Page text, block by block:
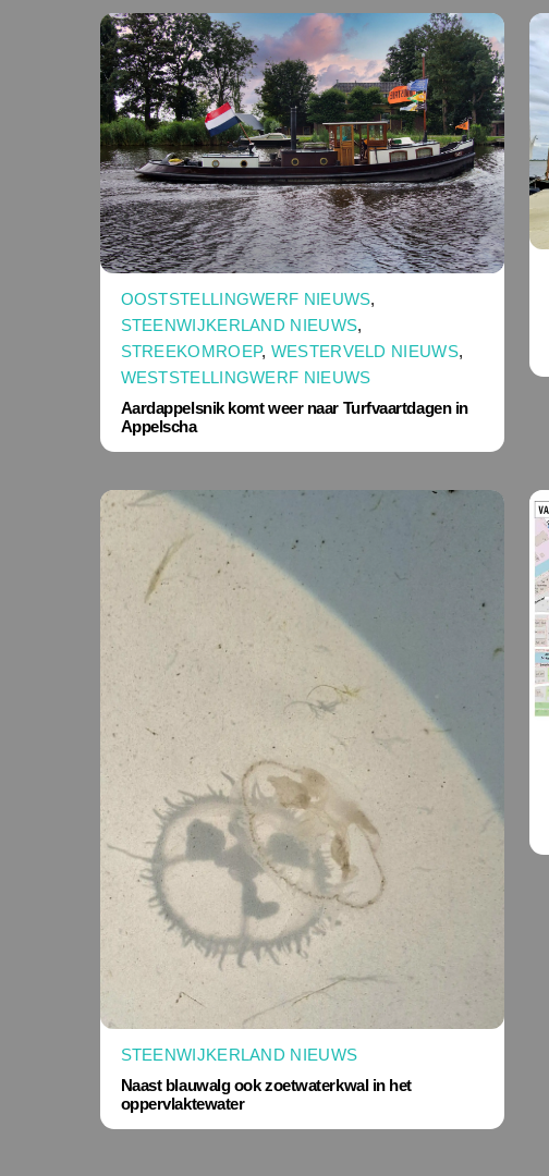
OOSTSTELLINGWERF NIEUWS,
STEENWIJKERLAND NIEUWS,
STREEKOMROEP, WESTERVELD NIEUWS,
WESTSTELLINGWERF NIEUWS
Aardappelsnik komt weer naar Turfvaartdagen in
Appelscha
STEENWIJKERLAND NIEUWS
Naast blauwalg ook zoetwaterkwal in het
oppervlaktewater